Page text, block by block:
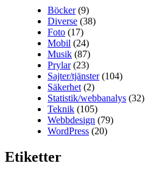
Böcker(9)
Diverse (38)
Foto (17)
Mobil (24)
Musik (87)
Prylar(23)
Sajter/tjänster(104)
Säkerhet (2)
Statistik/webbanalys (32)
Teknik (105)
Webbdesign (79)
WordPress (20)
Etiketter